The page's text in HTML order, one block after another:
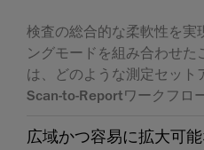
検査の総合的な柔軟性を実
ングモードを組み合わせた
は、どのような測定セット
Scan-to-Reportワークフロ
広域かつ容易に拡大可